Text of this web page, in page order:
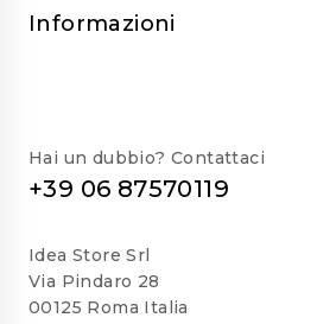
Informazioni
Hai un dubbio? Contattaci
+39 06 87570119
Idea Store Srl
Via Pindaro 28
00125 Roma Italia